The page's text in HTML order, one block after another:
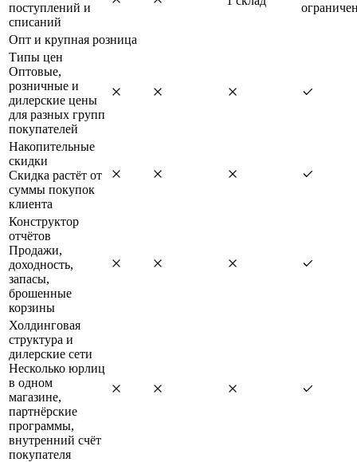
поступлений и
списаний
Опт и крупная розница
Типы цен
Оптовые,
розничные и
дилерские цены
для разных групп
покупателей
Накопительные
скидки
Скидка растёт от
суммы покупок
клиента
Конструктор
отчётов
Продажи,
доходность,
запасы,
брошенные
корзины
Холдинговая
структура и
дилерские сети
Несколько юрлиц
в одном
магазине,
партнёрские
программы,
внутренний счёт
покупателя